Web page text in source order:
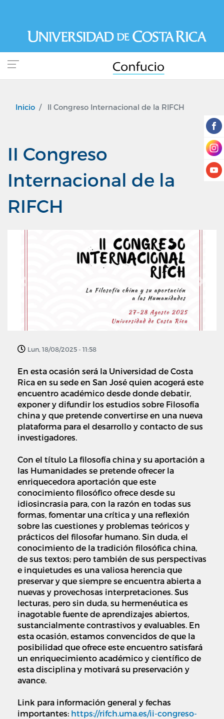
contenido
principal
Inicio II Congreso Internacional de la RIFCH
II Congreso
Internacional de la
RIFCH
Previous Next
Lun, 18/08/2025 - 11:58
En esta ocasión será la Universidad de Costa
Rica en su sede en San José quien acogerá este
encuentro académico desde donde debatir,
exponer y difundir los estudios sobre Filosofía
china y que pretende convertirse en una nueva
plataforma para el desarrollo y contacto de sus
investigadores.
Con el título La filosofía china y su aportación a
las Humanidades se pretende ofrecer la
enriquecedora aportación que este
conocimiento filosófico ofrece desde su
idiosincrasia para, con la razón en todas sus
formas, fomentar una crítica y una reflexión
sobre las cuestiones y problemas teóricos y
prácticos del filosofar humano. Sin duda, el
conocimiento de la tradición filosófica china,
de sus textos; pero también de sus perspectivas
e inquietudes es una valiosa herencia que
preservar y que siempre se encuentra abierta a
nuevas y provechosas interpretaciones. Sus
lecturas, pero sin duda, su hermenéutica es
inagotable fuente de aprendizajes abiertos,
sustancialmente contrastivos y evaluables. En
esta ocasión, estamos convencidos de que la
posibilidad que ofrece este encuentro satisfará
un enriquecimiento académico y científico de
esta disciplina y motivará su preservación y
avance.
Link para información general y fechas
importantes: https://rifch.uma.es/ii-congreso-